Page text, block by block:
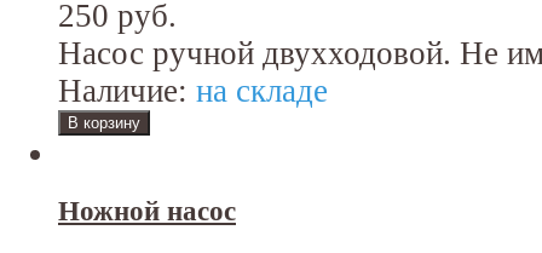
250 руб.
Насос ручной двухходовой. Не
Наличие: на складе
Ножной насос